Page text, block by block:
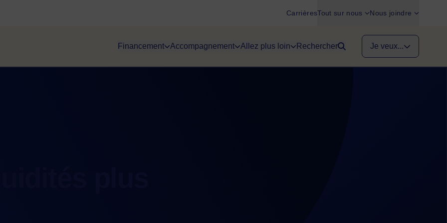
CarrièresTout sur nous Nous joindre
Financement Accompagnement Allez plus loin Rechercher Je veux...